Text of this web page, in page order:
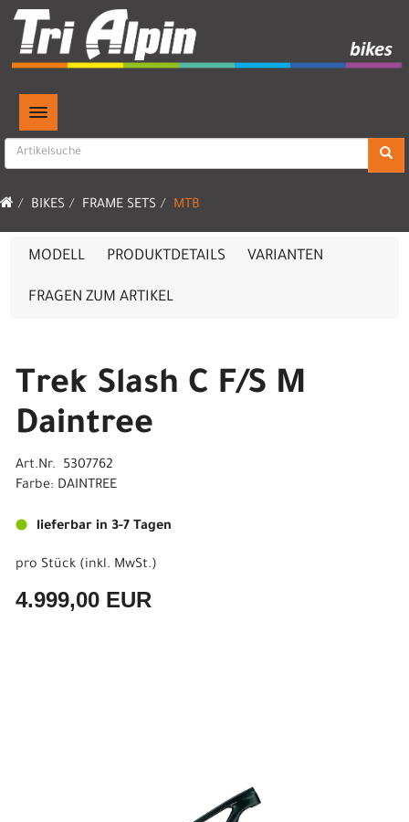
TOGGLE NAVIGATION
BIKES FRAME SETS MTB
MODELL PRODUKTDETAILS VARIANTEN
FRAGEN ZUM ARTIKEL
Trek Slash C F/S M
Daintree
Art.Nr. 5307762
Farbe: DAINTREE
lieferbar in 3-7 Tagen
pro Stück (inkl. MwSt.)
4.999,00 EUR